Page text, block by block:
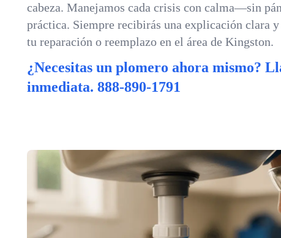
cabeza. Manejamos cada crisis con calma—sin
práctica. Siempre recibirás una explicación clara y
tu reparación o reemplazo en el área de Kingston.
¿Necesitas un plomero ahora mismo?
inmediata. 888-890-1791